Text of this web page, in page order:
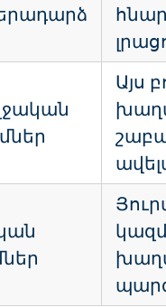
Այս